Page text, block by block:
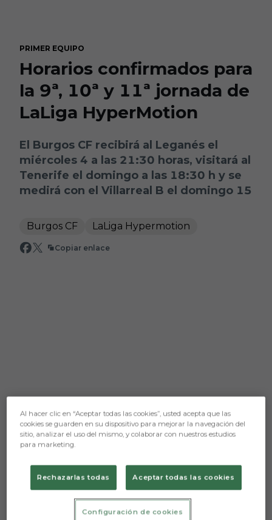
PRIMER EQUIPO
Horarios confirmados para
la 9ª, 10ª y 11ª jornada de
LaLiga HyperMotion
El Burgos CF recibirá al Leganés el
miércoles 4 a las 21:30 horas, visitará al
Tenerife el domingo a las 18:30 h y se
medirá con el Villarreal B el domingo 15
Burgos CF LaLiga Hypermotion
Copiar enlace
Aún no hay reacciones. ¡Sé el primero!
para las jornadas 9, 10 y 11 de LaLiga Hypermotion.
El conjunto de Jon Pérez Bolo recibirá al CD
Leganés, tras visitar el José Zorrilla, el miércoles 4 de
octubre a las 21:30 horas. .
Al hacer clic en “Aceptar todas las cookies”, usted acepta que las
cookies se guarden en su dispositivo para mejorar la navegación del
sitio, analizar el uso del mismo, y colaborar con nuestros estudios
para marketing.
Rechazarlas todas Aceptar todas las cookies
Configuración de cookies